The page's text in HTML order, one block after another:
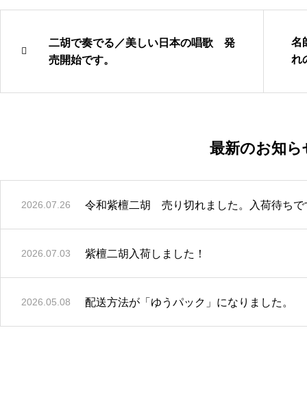
二胡で奏でる／美しい日本の唱歌 発
売開始です。
名
れ
最新のお知ら
2026.07.26 令和紫檀二胡 売り切れました。入荷待ちで
2026.07.03 紫檀二胡入荷しました！
2026.05.08 配送方法が「ゆうパック」になりました。